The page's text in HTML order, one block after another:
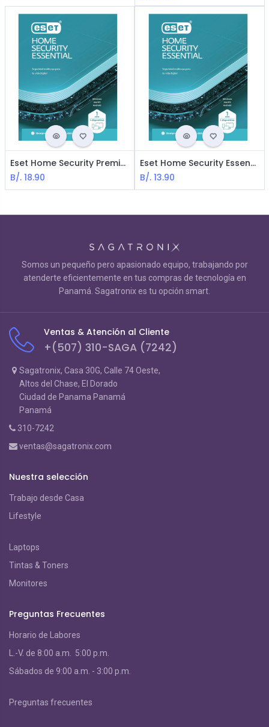
Eset Home Security Premium - 1 año / 1 Dispositivo
B/. 18.90
Eset Home Security Essential- 1 año / 1 Dispositivo
B/. 13.90
Somos un pequeño pero apasionado equipo, trabajando por
atenderte eficientemente en tus compras de tecnología en
Panamá. Sagatronix es tu opción smart.
Ventas & Atención al Cliente
+(507) 310-SAGA (7242)
Sagatronix, Casa 30G, Calle 74 Oeste,
Altos del Chase, El Dorado
Ciudad de Panama Panamá
Panamá
310-7242
ventas@sagatronix.com
Nuestra selección
Trabajo desde Casa
Lifestyle
Laptops
Tintas & Toners
Monitores
Preguntas Frecuentes
Horario de Labores
L.-V. de 8:00 a.m. 5:00 p.m.
Sábados de 9:00 a.m. - 3:00 p.m.
Preguntas frecuentes